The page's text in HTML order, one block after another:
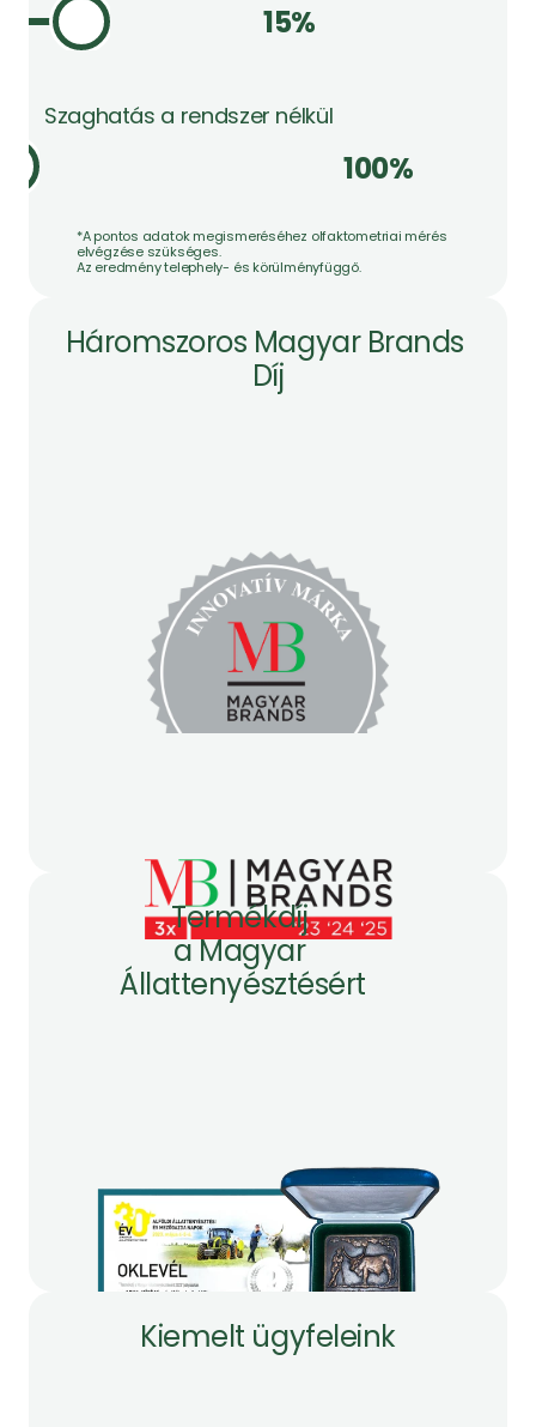
Szaghatás a rendszer nélkül
*A pontos adatok megismeréséhez olfaktometriai mérés
elvégzése szükséges.
Az eredmény telephely- és körülményfüggő.
15%
100%
Kiemelt ügyfeleink
Háromszoros Magyar Brands
Díj
Termékdíj
a Magyar
Állattenyésztésért